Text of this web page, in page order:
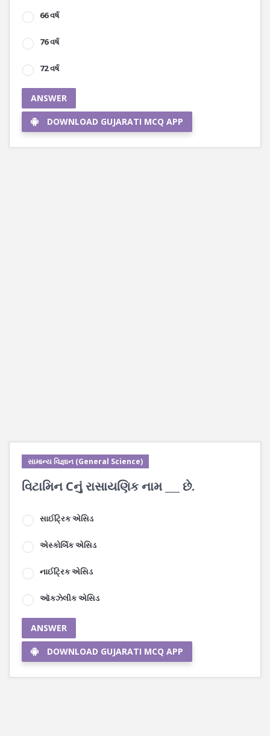
66 વર્ષ
76 વર્ષ
72 વર્ષ
ANSWER
DOWNLOAD GUJARATI MCQ APP
સામાન્ય વિજ્ઞાન (General Science)
વિટામિન Cનું રાસાયણિક નામ ___ છે.
સાઈટ્રિક એસિડ
એસ્કોર્બિક એસિડ
નાઈટ્રિક એસિડ
ઑકઝેલીક એસિડ
ANSWER
DOWNLOAD GUJARATI MCQ APP